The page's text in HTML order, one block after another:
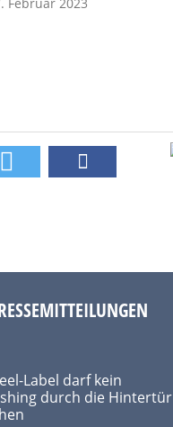
Label darf kein
durch die Hintertür